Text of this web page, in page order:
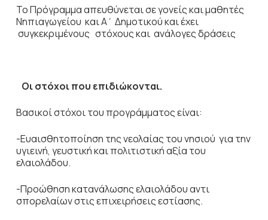
Το Πρόγραμμα απευθύνεται σε γονείς και μαθητές
Νηπιαγωγείου και Α΄ Δημοτικού και έχει
συγκεκριμένους στόχους και ανάλογες δράσεις
Οι στόχοι που επιδιώκονται.
Βασικοί στόχοι του προγράμματος είναι:
-Ευαισθητοποίηση της νεολαίας του νησιού για την
υγιεινή, γευστική και πολιτιστική αξία του
ελαιολάδου.
-Προώθηση κατανάλωσης ελαιολάδου αντι
σπορελαίων στις επιχειρήσεις εστίασης.